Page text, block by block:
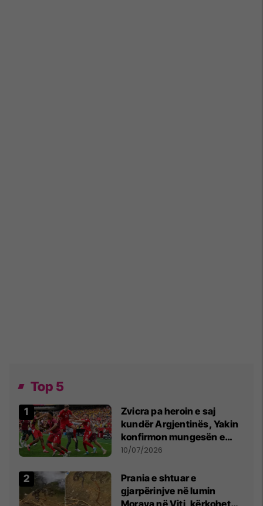
Top 5
Zvicra pa heroin e saj
kundër Argjentinës, Yakin
konfirmon mungesën e
madhe
10/07/2026
Prania e shtuar e
gjarpërinjve në lumin
Morava në Viti, kërkohet